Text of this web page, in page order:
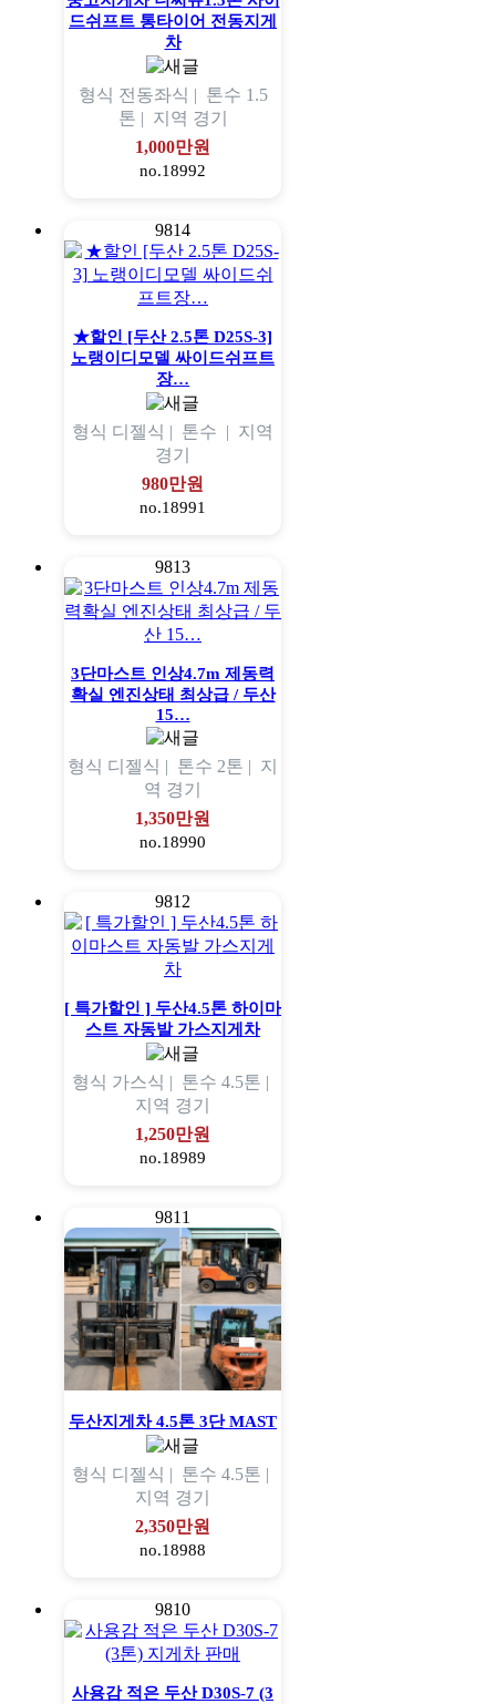
드쉬프트 통타이어 전동지게
차
형식 전동좌식 | 톤수 1.5
톤 | 지역 경기
1,000만원
no.18992
9814
★할인 [두산 2.5톤 D25S-3]
노랭이디모델 싸이드쉬프트
장…
형식 디젤식 | 톤수 | 지역
경기
980만원
no.18991
9813
3단마스트 인상4.7m 제동력
확실 엔진상태 최상급 / 두산
15…
형식 디젤식 | 톤수 2톤 | 지
역 경기
1,350만원
no.18990
9812
[ 특가할인 ] 두산4.5톤 하이마
스트 자동발 가스지게차
형식 가스식 | 톤수 4.5톤 |
지역 경기
1,250만원
no.18989
9811
두산지게차 4.5톤 3단 MAST
형식 디젤식 | 톤수 4.5톤 |
지역 경기
2,350만원
no.18988
9810
사용감 적은 두산 D30S-7 (3